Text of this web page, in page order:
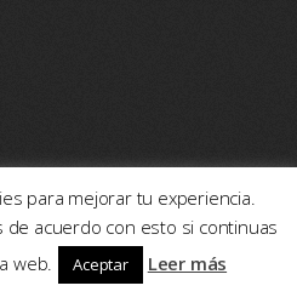
de psicología en Valencia
para mejorar tu experiencia.
acuerdo con esto si continuas
web.
Aceptar Leer más